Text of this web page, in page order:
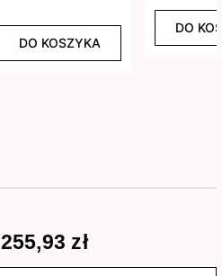
DO KOSZYKA
DO
255,93 zł